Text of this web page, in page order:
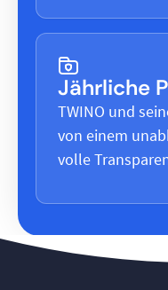
Jährliche
TWINO und
von einem
volle